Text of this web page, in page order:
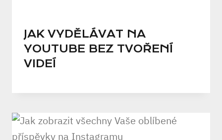
JAK VYDĚLÁVAT NA
YOUTUBE BEZ TVOŘENÍ
VIDEÍ